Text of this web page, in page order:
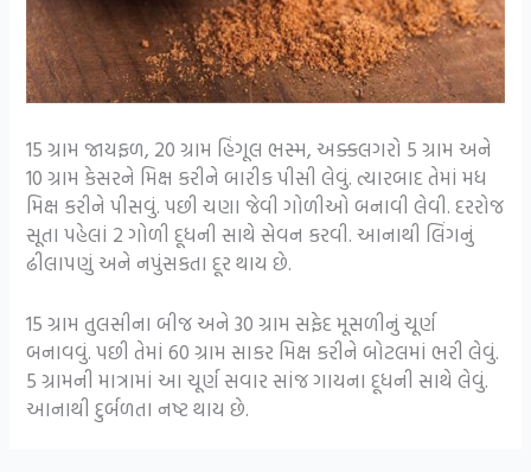
15 ગ્રામ જાયફળ, 20 ગ્રામ હિંગૂલ ભસ્મ, અક્કલગરો 5 ગ્રામ અને
10 ગ્રામ કેસરને મિક્ષ કરીને બારીક પીસી લેવું. ત્યારબાદ તેમાં મધ
મિક્ષ કરીને પીસવું. પછી ચણા જેવી ગોળીઓ બનાવી લેવી. દરરોજ
સૂતા પહેલાં 2 ગોળી દૂધની સાથે સેવન કરવી. આનાથી લિંગનું
ઢીલાપણું અને નપુંસકતા દૂર થાય છે.
15 ગ્રામ તુલસીના બીજ અને 30 ગ્રામ સફેદ મૂસળીનું ચૂર્ણ
બનાવવું. પછી તેમાં 60 ગ્રામ સાકર મિક્ષ કરીને બોટલમાં ભરી લેવું.
5 ગ્રામની માત્રામાં આ ચૂર્ણ સવાર સાંજ ગાયના દૂધની સાથે લેવું.
આનાથી દુર્બળતા નષ્ટ થાય છે.